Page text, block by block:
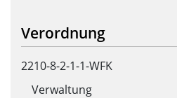
Verordnung
2210-8-2-1-1-WFK
Verwaltung